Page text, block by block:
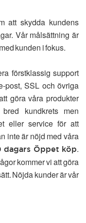
att skydda kundens
Vår målsättning är
kunden i fokus.
förstklassig support
post, SSL och övriga
göra våra produkter
kundkrets men
eller service för att
inte är nöjd med våra
dagars Öppet köp.
kommer vi att göra
Nöjda kunder är vår